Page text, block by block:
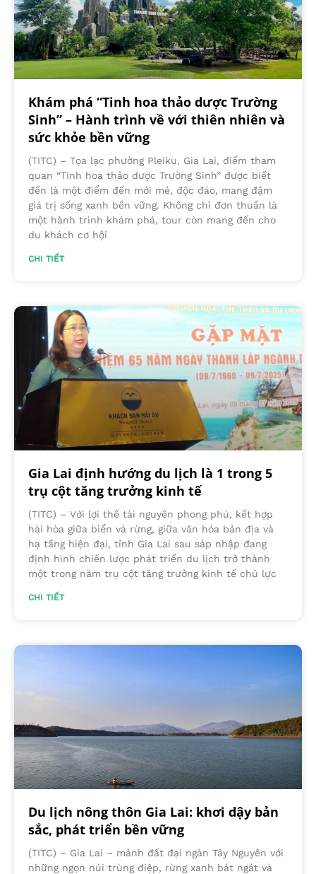
Khám phá “Tinh hoa thảo dược Trường
Sinh” – Hành trình về với thiên nhiên và
sức khỏe bền vững
(TITC) – Tọa lạc phường Pleiku, Gia Lai, điểm tham
quan “Tinh hoa thảo dược Trường Sinh” được biết
đến là một điểm đến mới mẻ, độc đáo, mang đậm
giá trị sống xanh bền vững. Không chỉ đơn thuần là
một hành trình khám phá, tour còn mang đến cho
du khách cơ hội
CHI TIẾT
Gia Lai định hướng du lịch là 1 trong 5
trụ cột tăng trưởng kinh tế
(TITC) – Với lợi thế tài nguyên phong phú, kết hợp
hài hòa giữa biển và rừng, giữa văn hóa bản địa và
hạ tầng hiện đại, tỉnh Gia Lai sau sáp nhập đang
định hình chiến lược phát triển du lịch trở thành
một trong năm trụ cột tăng trưởng kinh tế chủ lực
CHI TIẾT
Du lịch nông thôn Gia Lai: khơi dậy bản
sắc, phát triển bền vững
(TITC) – Gia Lai – mảnh đất đại ngàn Tây Nguyên với
những ngọn núi trùng điệp, rừng xanh bát ngát và